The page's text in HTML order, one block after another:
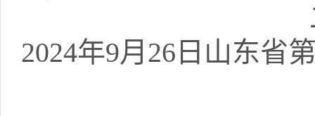
2024年9月26日山东省